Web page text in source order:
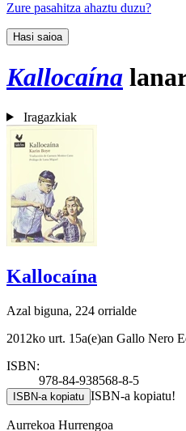
Zure pasahitza ahaztu duzu?
Hasi saioa
Kallocaína
Iragazkiak
Kallocaína
Azal biguna, 224 orrialde
2012ko urt. 15a(e)an Gallo Nero
ISBN:
978-84-938568-8-5
ISBN-a kopiatu ISBN-a kopiatu!
Aurrekoa Hurrengoa